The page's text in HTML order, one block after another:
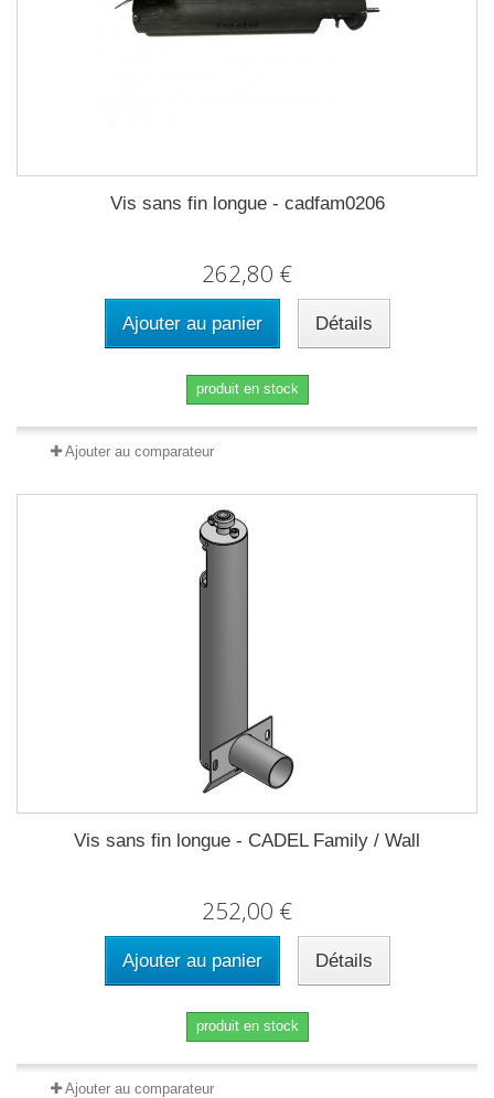
Vis sans fin longue - cadfam0206
262,80 €
Ajouter au panier Détails
produit en stock
Ajouter au comparateur
Vis sans fin longue - CADEL Family / Wall
252,00 €
Ajouter au panier Détails
produit en stock
Ajouter au comparateur